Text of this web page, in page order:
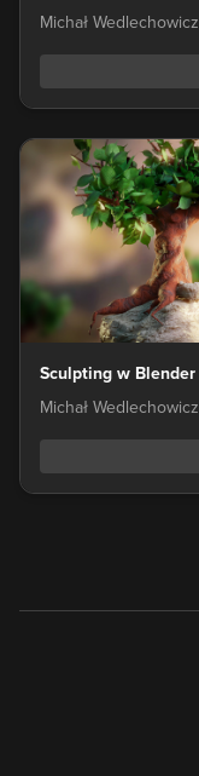
Michał Wedlechowicz
Sculpting w Blender
Michał Wedlechowicz